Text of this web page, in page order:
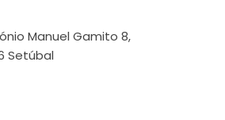
Manuel Gamito 8,
Setúbal